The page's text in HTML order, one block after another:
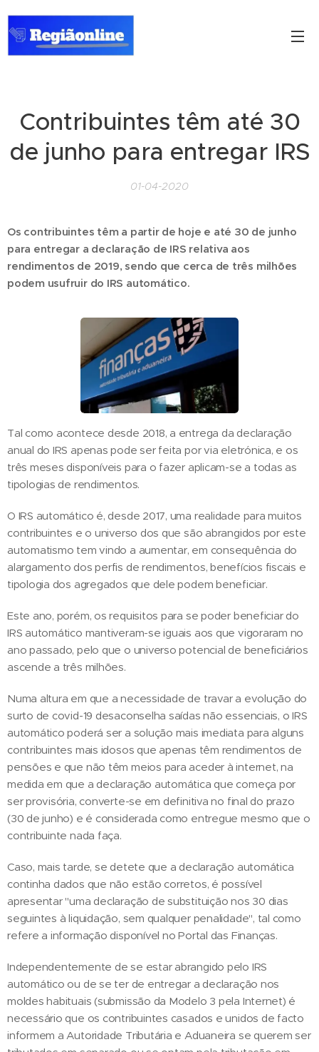
Contribuintes têm até 30
de junho para entregar IRS
01-04-2020
Os contribuintes têm a partir de hoje e até 30 de junho
para entregar a declaração de IRS relativa aos
rendimentos de 2019, sendo que cerca de três milhões
podem usufruir do IRS automático.
Tal como acontece desde 2018, a entrega da declaração
anual do IRS apenas pode ser feita por via eletrónica, e os
três meses disponíveis para o fazer aplicam-se a todas as
tipologias de rendimentos.
O IRS automático é, desde 2017, uma realidade para muitos
contribuintes e o universo dos que são abrangidos por este
automatismo tem vindo a aumentar, em consequência do
alargamento dos perfis de rendimentos, benefícios fiscais e
tipologia dos agregados que dele podem beneficiar.
Este ano, porém, os requisitos para se poder beneficiar do
IRS automático mantiveram-se iguais aos que vigoraram no
ano passado, pelo que o universo potencial de beneficiários
ascende a três milhões.
Numa altura em que a necessidade de travar a evolução do
surto de covid-19 desaconselha saídas não essenciais, o IRS
automático poderá ser a solução mais imediata para alguns
contribuintes mais idosos que apenas têm rendimentos de
pensões e que não têm meios para aceder à internet, na
medida em que a declaração automática que começa por
ser provisória, converte-se em definitiva no final do prazo
(30 de junho) e é considerada como entregue mesmo que o
contribuinte nada faça.
Caso, mais tarde, se detete que a declaração automática
continha dados que não estão corretos, é possível
apresentar "uma declaração de substituição nos 30 dias
seguintes à liquidação, sem qualquer penalidade", tal como
refere a informação disponível no Portal das Finanças.
Independentemente de se estar abrangido pelo IRS
automático ou de se ter de entregar a declaração nos
moldes habituais (submissão da Modelo 3 pela Internet) é
necessário que os contribuintes casados e unidos de facto
informem a Autoridade Tributária e Aduaneira se querem ser